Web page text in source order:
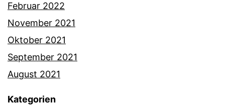
Februar 2022
November 2021
Oktober 2021
September 2021
August 2021
Kategorien